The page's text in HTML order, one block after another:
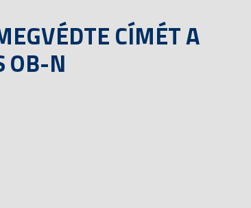
CÍMÉT A
OB-N